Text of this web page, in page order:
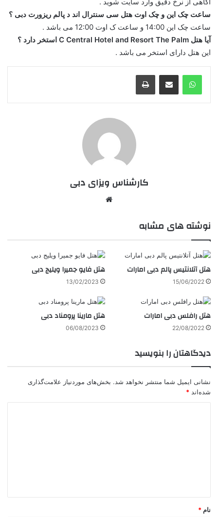
ساعت چک این و چک اوت هتل سی سنترال اند د پالم ریزورت دبی ؟
ساعت چک این 14:00 و ساعت ک اوت 12:00 می باشد .
آیا هتل C Central Hotel and Resort The Palm استخر دارد ؟
این هتل دارای استخر می باشد .
واتس آپ اشتراک گذاری از طریق ایمیل چاپ
کارشناس ویزای دبی
نوشته های مشابه
هتل آتلانتیس پالم دبی امارات
15/06/2022
هتل فایو جمیرا ویلیج دبی
13/02/2023
هتل رافلس دبی امارات
22/08/2022
هتل مارینا پرومناد دبی
06/08/2023
دیدگاهتان را بنویسید
نشانی ایمیل شما منتشر نخواهد شد. بخش‌های موردنیاز علامت‌گذاری
شده‌اند *
*
نام *